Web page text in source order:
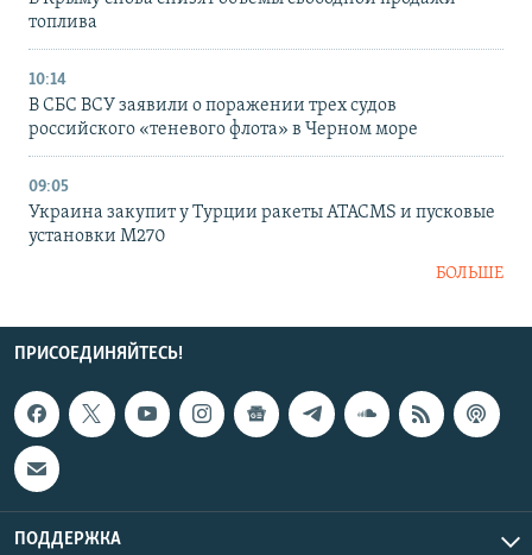
топлива
10:14
В СБС ВСУ заявили о поражении трех судов
российского «теневого флота» в Черном море
09:05
Украина закупит у Турции ракеты ATACMS и пусковые
установки M270
БОЛЬШЕ
ПРИСОЕДИНЯЙТЕСЬ!
ПОДДЕРЖКА